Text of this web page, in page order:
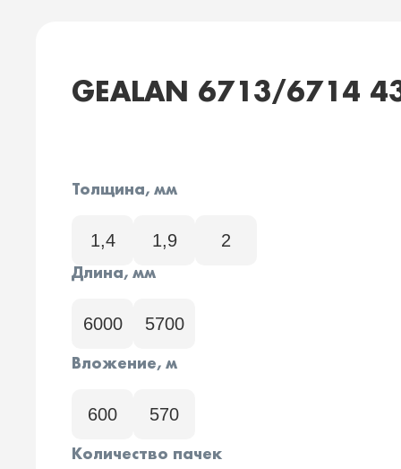
GEALAN 6713/6714
Толщина, мм
1,4 1,9 2
Длина, мм
6000 5700
Вложение, м
600 570
Количество пачек